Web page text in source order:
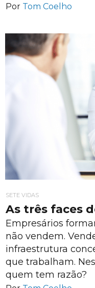
Por Tom Coelho
SETE VIDAS
As três faces
Empresários
não vendem.
infraestrutura
que trabalham.
quem tem razão?